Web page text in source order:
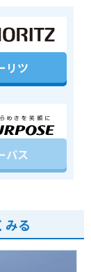
リツ
パス
みる